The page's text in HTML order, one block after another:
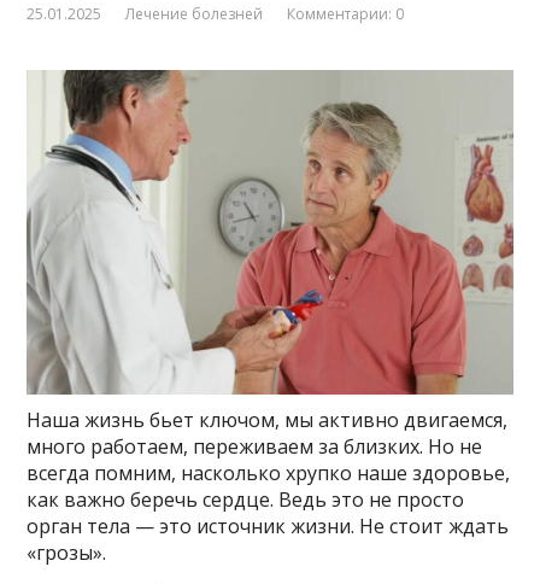
25.01.2025 Лечение болезней Комментарии: 0
Наша жизнь бьет ключом, мы активно двигаемся,
много работаем, переживаем за близких. Но не
всегда помним, насколько хрупко наше здоровье,
как важно беречь сердце. Ведь это не просто
орган тела — это источник жизни. Не стоит ждать
«грозы».